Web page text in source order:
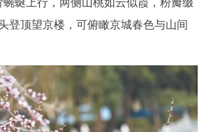
登顶望京楼，可俯瞰京城春色与山间